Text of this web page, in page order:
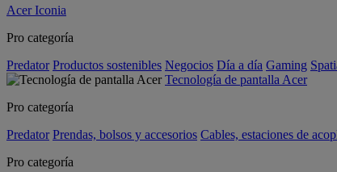
Acer Iconia
Pro categoría
Predator Productos sostenibles Negocios Día a día Gaming
Tecnología de pantalla Acer
Pro categoría
Predator Prendas, bolsos y accesorios Cables, estaciones de
Pro categoría